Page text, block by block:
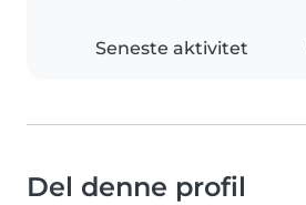
Seneste aktivitet
Del denne profil